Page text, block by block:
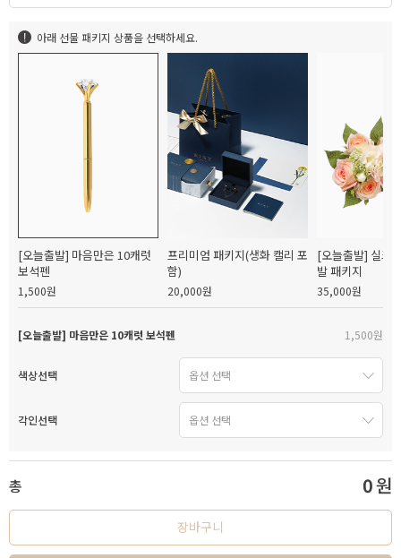
아래 선물 패키지 상품을 선택하세요.
[오늘출발] 마음만은 10캐럿
보석펜
1,500원
프리미엄 패키지(생화 캘리 포
함)
20,000원
[오늘출발] 실크
발 패키지
35,000원
[오늘출발] 마음만은 10캐럿 보석펜 1,500원
색상선택
각인선택
총 0원
장바구니